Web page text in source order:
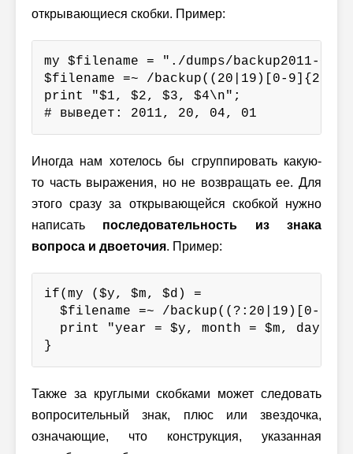
открывающиеся скобки. Пример:
my $filename = "./dumps/backup2011-
$filename =~ /backup((20|19)[0-
print "$1, $2, $3, $4\n";
# выведет: 2011, 20, 04, 01
Иногда нам хотелось бы сгруппировать какую-
то часть выражения, но не возвращать ее. Для
этого сразу за открывающейся скобкой нужно
написать последовательность из знака
вопроса и двоеточия. Пример:
if(my ($y, $m, $d) =
$filename =~ /backup((?:20|19)[0-
print "year = $y, month = $m, day =
}
Также за круглыми скобками может следовать
вопросительный знак, плюс или звездочка,
означающие, что конструкция, указанная